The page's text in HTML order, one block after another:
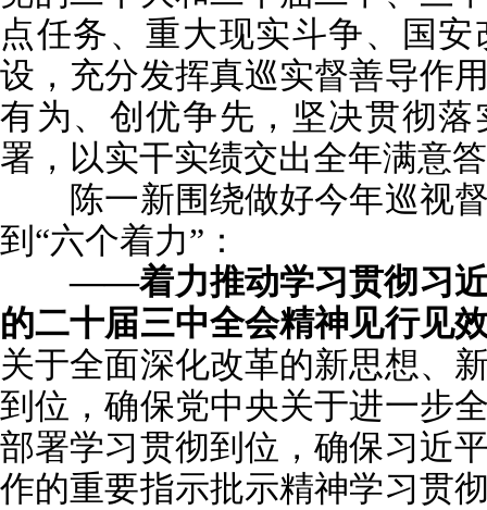
点任务、重大现实斗争、国
设，充分发挥真巡实督善导作
有为、创优争先，坚决贯彻
署，以实干实绩交出全年满意
陈一新围绕做好今年巡视督
到“六个着力”：
——着力推动学习贯彻习
的二十届三中全会精神见行见
关于全面深化改革的新思想、
到位，确保党中央关于进一步
部署学习贯彻到位，确保习近
作的重要指示批示精神学习贯